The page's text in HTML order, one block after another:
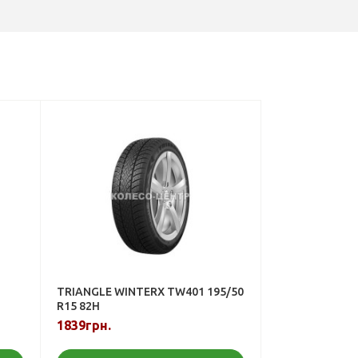
TRIANGLE WINTERX TW401 195/50
R15 82H
1839грн.